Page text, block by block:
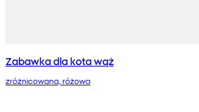
Zabawka dla kota wąż
zróżnicowana, różowa